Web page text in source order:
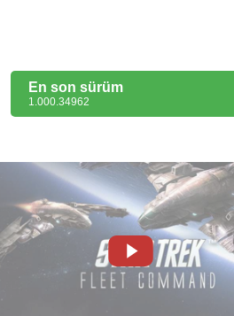
En son sürüm
1.000.34962